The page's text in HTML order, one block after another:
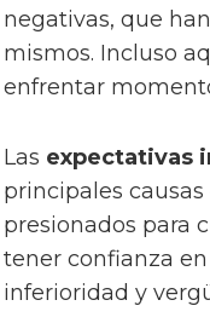
negativas, que
mismos. Incluso
enfrentar
Las expectativas
principales
presionados para
tener confianza
inferioridad y